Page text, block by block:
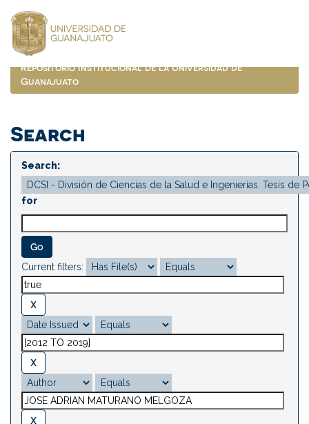
navigation
Repositorio Institucional de la Universidad de
Guanajuato
Search
Search:
for
Current filters: